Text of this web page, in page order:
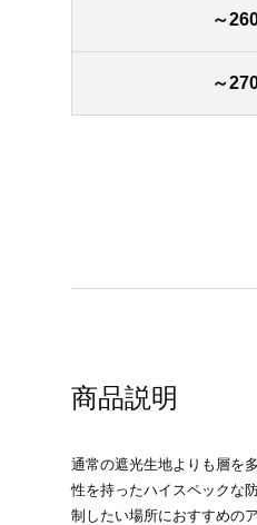
～
～
商品説明
通常の遮光生地よりも層を
性を持ったハイスペックな
制したい場所におすすめの